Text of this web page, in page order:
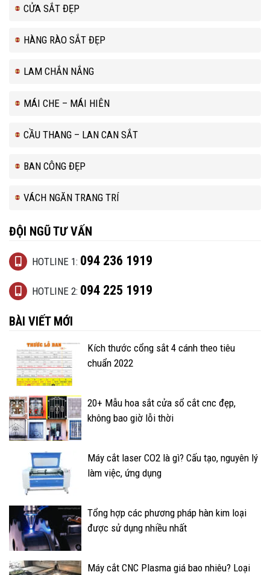
CỬA SẮT ĐẸP
HÀNG RÀO SẮT ĐẸP
LAM CHẮN NẮNG
MÁI CHE – MÁI HIÊN
CẦU THANG – LAN CAN SẮT
BAN CÔNG ĐẸP
VÁCH NGĂN TRANG TRÍ
ĐỘI NGŨ TƯ VẤN
HOTLINE 1: 094 236 1919
HOTLINE 2: 094 225 1919
BÀI VIẾT MỚI
Kích thước cổng sắt 4 cánh theo tiêu
chuẩn 2022
20+ Mẫu hoa sắt cửa sổ cắt cnc đẹp,
không bao giờ lỗi thời
Máy cắt laser CO2 là gì? Cấu tạo, nguyên lý
làm việc, ứng dụng
Tổng hợp các phương pháp hàn kim loại
được sử dụng nhiều nhất
Máy cắt CNC Plasma giá bao nhiêu? Loại